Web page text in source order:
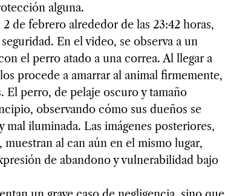
alguna.
de febrero alrededor de las 23:42 horas,
En el video, se observa a un
el perro atado a una correa. Al llegar a
procede a amarrar al animal firmemente,
El perro, de pelaje oscuro y tamaño
observando cómo sus dueños se
mal iluminada. Las imágenes posteriores,
al can aún en el mismo lugar,
de abandono y vulnerabilidad bajo